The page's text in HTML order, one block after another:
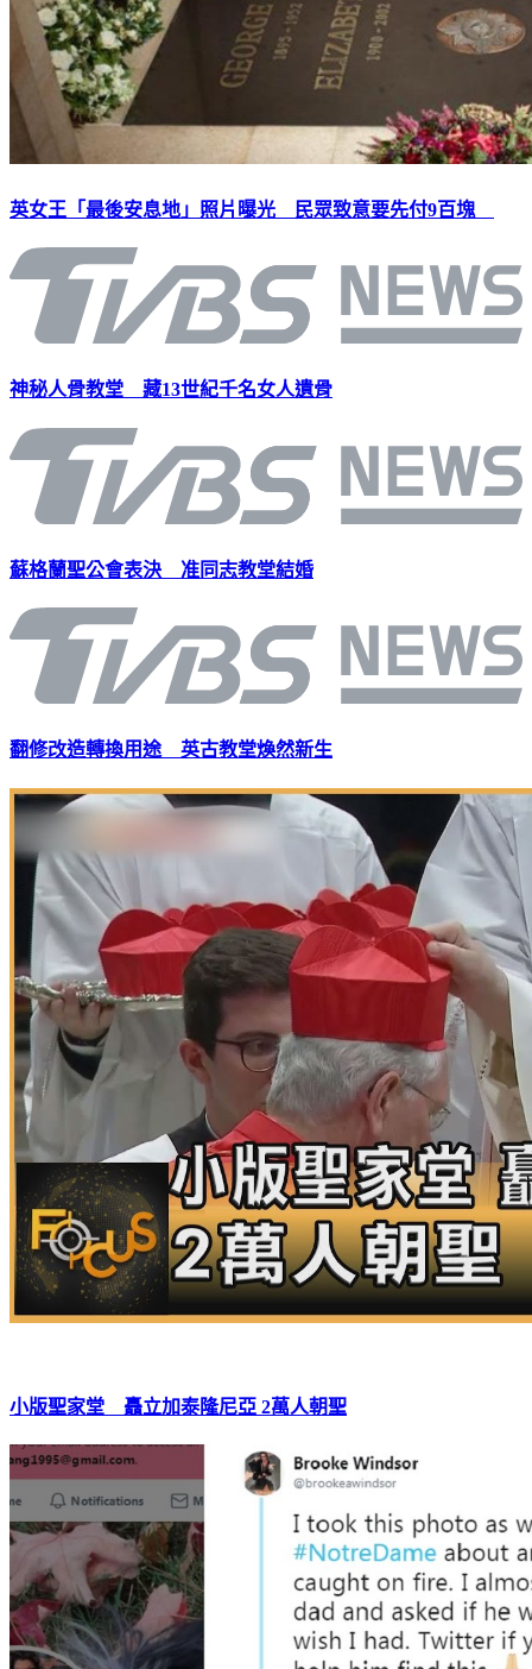
英女王「最後安息地」照片曝光 民眾致意要先付9百塊
神秘人骨教堂 藏13世紀千名女人遺骨
蘇格蘭聖公會表決 准同志教堂結婚
翻修改造轉換用途 英古教堂煥然新生
小版聖家堂 矗立加泰隆尼亞 2萬人朝聖